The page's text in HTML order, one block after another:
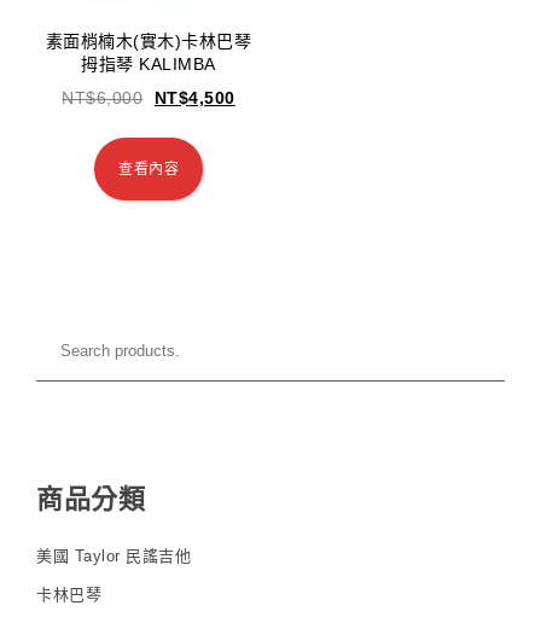
素面梢楠木(實木)卡林巴琴
拇指琴 KALIMBA
NT$6,000 NT$4,500
查看內容
商品分類
美國 Taylor 民謠吉他
卡林巴琴